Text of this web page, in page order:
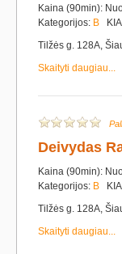
Kaina (90min):
Kategorijos: B
Tilžės g. 128A,
Skaityti daugiau...
Deivydas
Kaina (90min):
Kategorijos: B
Tilžės g. 128A,
Skaityti daugiau...